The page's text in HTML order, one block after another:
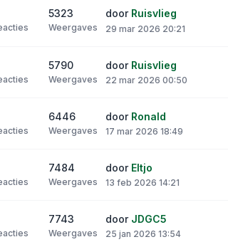
5323
Weergaves
door Ruisvlieg
29 mar 2026 20:21
5790
Weergaves
door Ruisvlieg
22 mar 2026 00:50
6446
Weergaves
door Ronald
17 mar 2026 18:49
7484
Weergaves
door Eltjo
13 feb 2026 14:21
7743
Weergaves
door JDGC5
25 jan 2026 13:54